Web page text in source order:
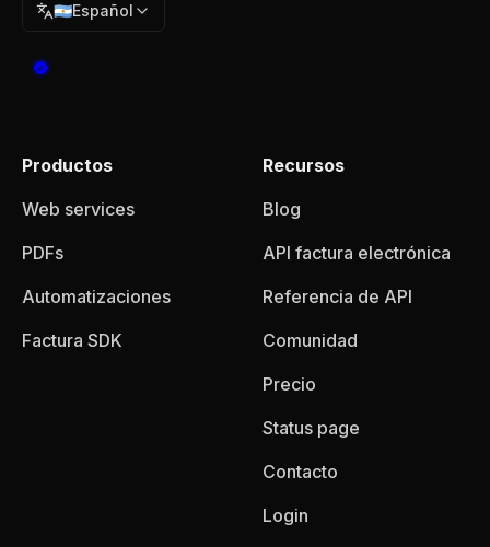
🇦🇷Español
Productos
Web services
PDFs
Automatizaciones
Factura SDK
Recursos
Blog
API factura electrónica
Referencia de API
Comunidad
Precio
Status page
Contacto
Login